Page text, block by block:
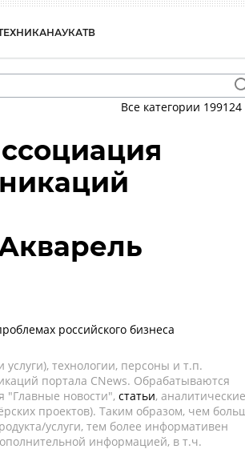
НАУКАТВ
Все категории 199124
российского бизнеса
технологии, персоны и т.п.
портала CNews. Обрабатываются
"Главные новости", статьи, аналитические
проектов). Таким образом, чем
услуги, тем более информативен
информацией, в т.ч.